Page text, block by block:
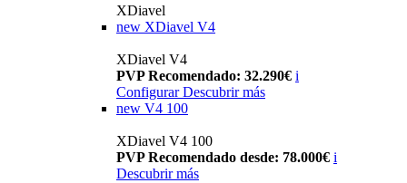
XDiavel
new XDiavel V4
XDiavel V4
PVP Recomendado: 32.290€ i
Configurar Descubrir más
new V4 100
XDiavel V4 100
PVP Recomendado desde: 78.000€ i
Descubrir más